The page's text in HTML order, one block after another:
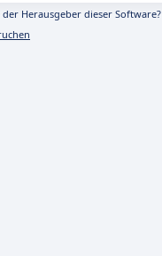
der Herausgeber dieser Software?